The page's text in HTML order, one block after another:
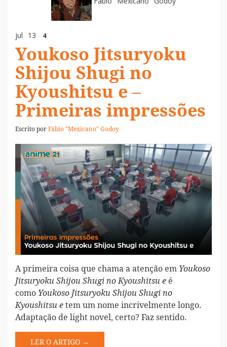
jul 13 4
Youkoso Jitsuryoku
Shijou Shugi no
Kyoushitsu e –
Primeiras impressões
Escrito porFábio "Mexicano" Godoy
A primeira coisa que chama a atenção em Youkoso
Jitsuryoku Shijou Shugi no Kyoushitsu e é
como Youkoso Jitsuryoku Shijou Shugi no
Kyoushitsu e tem um nome incrivelmente longo.
Adaptação de light novel, certo? Faz sentido.
LER O ARTIGO →